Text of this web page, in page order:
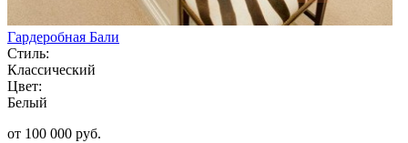
Гардеробная Бали
Стиль:
Классический
Цвет:
Белый
от 100 000 руб.